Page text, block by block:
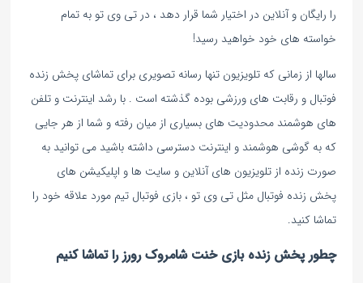
را رایگان و آنلاین در اختیار شما قرار دهد ، در تی وی تو به تمام
خواسته های خود خواهید رسید!
سالها از زمانی که تلویزیون تنها رسانه تصویری برای تماشای پخش زنده
فوتبال و رقابت های ورزشی بوده گذشته است . با رشد اینترنت و تلفن
های هوشمند محدودیت های بسیاری از میان رفته و شما از هر جایی
که به گوشی هوشمند و اینترنت دسترسی داشته باشید می توانید به
صورت زنده از تلویزیون های آنلاین و سایت ها و اپلیکیشن های
پخش زنده فوتبال مثل تی وی تو ، بازی فوتبال تیم مورد علاقه خود را
تماشا کنید.
چطور پخش زنده بازی خنت شامروک رورز را تماشا کنیم